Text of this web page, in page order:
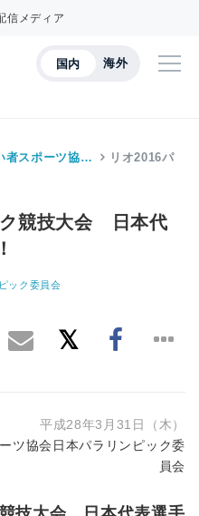
信メディア
国内 海外
者スポーツ協… リオ2016パ
ク競技大会 日本代
ック委員会
平成28年3月31日（木）
ツ協会日本パラリンピック委
員会